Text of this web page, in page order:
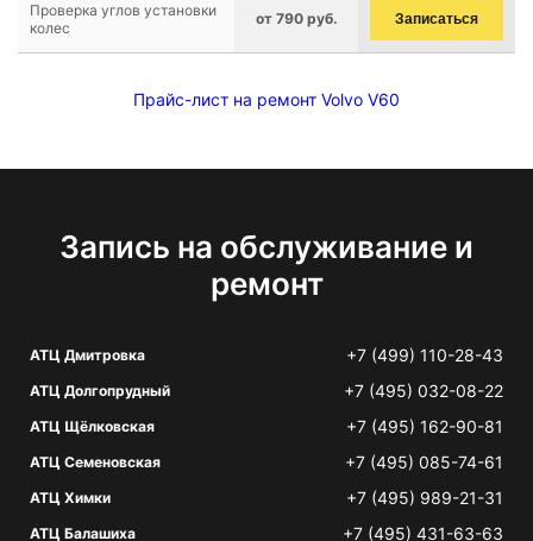
Проверка углов установки
колес
от 790 руб. Записаться
Прайс-лист на ремонт Volvo V60
Запись на обслуживание и
ремонт
АТЦ Дмитровка +7 (499) 110-28-43
АТЦ Долгопрудный +7 (495) 032-08-22
АТЦ Щёлковская +7 (495) 162-90-81
АТЦ Семеновская +7 (495) 085-74-61
АТЦ Химки +7 (495) 989-21-31
АТЦ Балашиха +7 (495) 431-63-63